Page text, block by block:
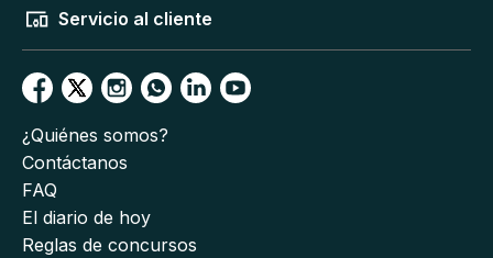
Servicio al cliente
¿Quiénes somos?
Contáctanos
FAQ
El diario de hoy
Reglas de concursos